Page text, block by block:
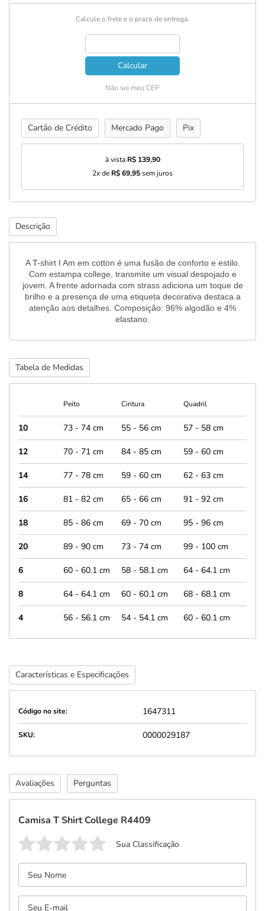
Calcule o frete e o prazo de entrega.
Calcular
Não sei meu CEP
Cartão de Crédito Mercado Pago Pix
à vista R$ 139,90
2x de R$ 69,95sem juros
Descrição
A T-shirt I Am em cotton é uma fusão de conforto e estilo.
Com estampa college, transmite um visual despojado e
jovem. A frente adornada com strass adiciona um toque de
brilho e a presença de uma etiqueta decorativa destaca a
atenção aos detalhes. Composição: 96% algodão e 4%
elastano.
Tabela de Medidas
Peito Cintura Quadril
10 73 - 74 cm 55 - 56 cm 57 - 58 cm
12 70 - 71 cm 84 - 85 cm 59 - 60 cm
14 77 - 78 cm 59 - 60 cm 62 - 63 cm
16 81 - 82 cm 65 - 66 cm 91 - 92 cm
18 85 - 86 cm 69 - 70 cm 95 - 96 cm
20 89 - 90 cm 73 - 74 cm 99 - 100 cm
6 60 - 60.1 cm 58 - 58.1 cm 64 - 64.1 cm
8 64 - 64.1 cm 60 - 60.1 cm 68 - 68.1 cm
4 56 - 56.1 cm 54 - 54.1 cm 60 - 60.1 cm
Características e Especificações
Código no site: 1647311
SKU: 0000029187
Avaliações Perguntas
Camisa T Shirt College R4409
Sua Classificação